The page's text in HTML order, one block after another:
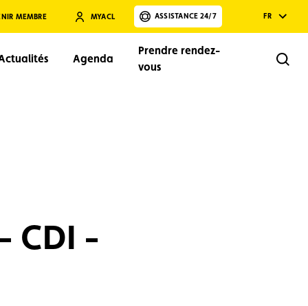
MEMBRE MYACL ASSISTANCE 24/7 FR
Agenda
Prendre rendez-
vous
CDI -